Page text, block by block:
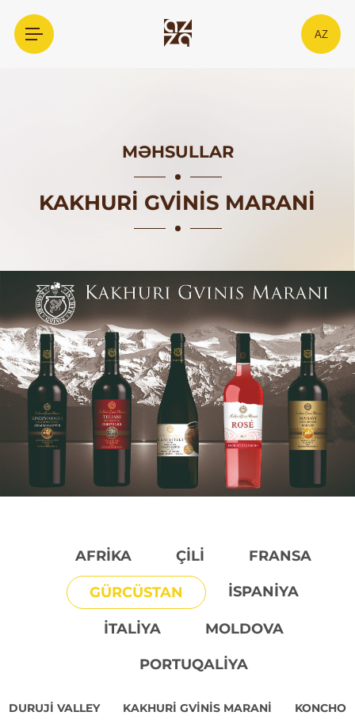
AZ
MƏHSULLAR
KAKHURI GVINIS MARANI
AFRIKA ÇILI FRANSA
GÜRCÜSTAN İSPANIYA
İTALIYA MOLDOVA
PORTUQALIYA
DURUJI VALLEY KAKHURI GVINIS MARANI KONCHO